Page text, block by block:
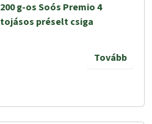
200 g-os Soós Premio 4
tojásos préselt csiga
Tovább